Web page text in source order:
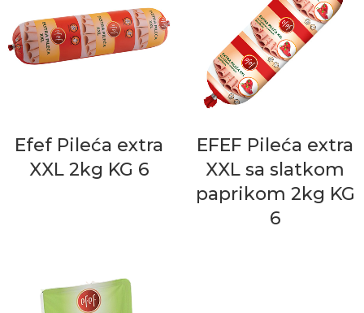
Efef Pileća extra
XXL 2kg KG 6
EFEF Pileća extra
XXL sa slatkom
paprikom 2kg KG
6